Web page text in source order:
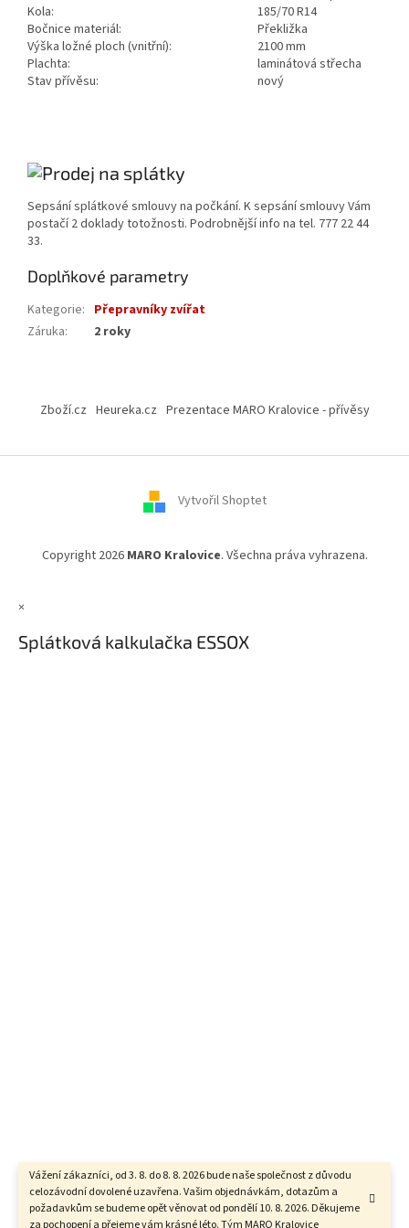
Vážení zákazníci, od 3. 8. do 8. 8. 2026 bude naše společnost z důvodu
celozávodní dovolené uzavřena. Vašim objednávkám, dotazům a
požadavkům se budeme opět věnovat od pondělí 10. 8. 2026. Děkujeme
Kola:
185/70 R14
Bočnice materiál:
Překližka
Výška ložné ploch (vnitřní):
2100 mm
Plachta:
laminátová střecha
Stav přívěsu:
nový
Sepsání splátkové smlouvy na počkání. K sepsání smlouvy Vám
postačí 2 doklady totožnosti. Podrobnější info na tel. 777 22 44
33.
Doplňkové parametry
Kategorie: Přepravníky zvířat
Záruka: 2 roky
Zboží.cz Heureka.cz Prezentace MARO Kralovice - přívěsy
Vytvořil Shoptet
Copyright 2026 MARO Kralovice. Všechna práva vyhrazena.
×
Splátková kalkulačka ESSOX